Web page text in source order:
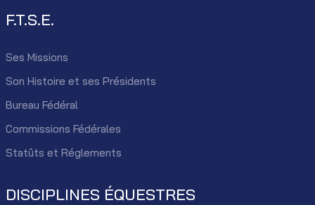
F.T.S.E.
Ses Missions
Son Histoire et ses Présidents
Bureau Fédéral
Commissions Fédérales
Statûts et Réglements
DISCIPLINES ÉQUESTRES